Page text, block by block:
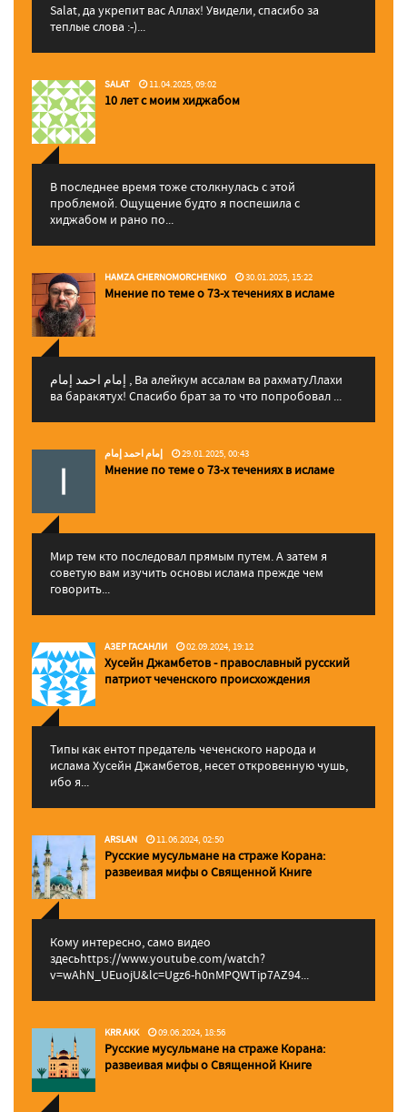
Salat, да укрепит вас Аллаx! Увидели, спасибо за
теплые слова :-)...
SALAT 11.04.2025, 09:02
10 лет с моим хиджабом
В последнее время тоже столкнулась с этой
проблемой. Ощущение будто я поспешила с
хиджабом и рано по...
HAMZA CHERNOMORCHENKO 30.01.2025, 15:22
Мнение по теме о 73-х течениях в исламе
إمام احمد إمام , Ва алейкум ассалам ва рахматуЛлахи
ва баракятух! Спасибо брат за то что попробовал ...
إمام احمد إمام 29.01.2025, 00:43
Мнение по теме о 73-х течениях в исламе
Мир тем кто последовал прямым путем. А затем я
советую вам изучить основы ислама прежде чем
говорить...
АЗЕР ГАСАНЛИ 02.09.2024, 19:12
Хусейн Джамбетов - православный русский
патриот чеченского происхождения
Типы как ентот предатель чеченского народа и
ислама Хусейн Джамбетов, несет откровенную чушь,
ибо я...
ARSLAN 11.06.2024, 02:50
Русские мусульмане на страже Корана:
pазвеивая мифы о Священной Книге
Кому интересно, само видео
здесьhttps://www.youtube.com/watch?
v=wAhN_UEuojU&lc=Ugz6-h0nMPQWTip7AZ94...
KRR AKK 09.06.2024, 18:56
Русские мусульмане на страже Корана:
pазвеивая мифы о Священной Книге